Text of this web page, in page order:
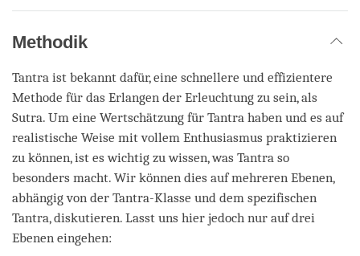
Methodik
Tantra ist bekannt dafür, eine schnellere und effizientere
Methode für das Erlangen der Erleuchtung zu sein, als
Sutra. Um eine Wertschätzung für Tantra haben und es auf
realistische Weise mit vollem Enthusiasmus praktizieren
zu können, ist es wichtig zu wissen, was Tantra so
besonders macht. Wir können dies auf mehreren Ebenen,
abhängig von der Tantra-Klasse und dem spezifischen
Tantra, diskutieren. Lasst uns hier jedoch nur auf drei
Ebenen eingehen: